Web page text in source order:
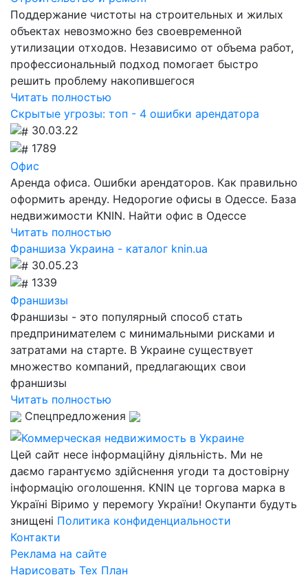
Поддержание чистоты на строительных и жилых
объектах невозможно без своевременной
утилизации отходов. Независимо от объема работ,
профессиональный подход помогает быстро
решить проблему накопившегося
Читать полностью
Скрытые угрозы: топ - 4 ошибки арендатора
30.03.22
1789
Офис
Аренда офиса. Ошибки арендаторов. Как правильно
оформить аренду. Недорогие офисы в Одессе. База
недвижимости KNIN. Найти офис в Одессе
Читать полностью
Франшиза Украина - каталог knin.ua
30.05.23
1339
Франшизы
Франшизы - это популярный способ стать
предпринимателем с минимальными рисками и
затратами на старте. В Украине существует
множество компаний, предлагающих свои
франшизы
Читать полностью
Спецпредложения
Цей сайт несе інформаційну діяльність. Ми не
даємо гарантуємо здійснення угоди та достовірну
інформацію оголошення. KNIN це торгова марка в
Україні Віримо у перемогу України! Окупанти будуть
знищені Политика конфиденциальности
Контакти
Реклама на сайте
Нарисовать Тех План